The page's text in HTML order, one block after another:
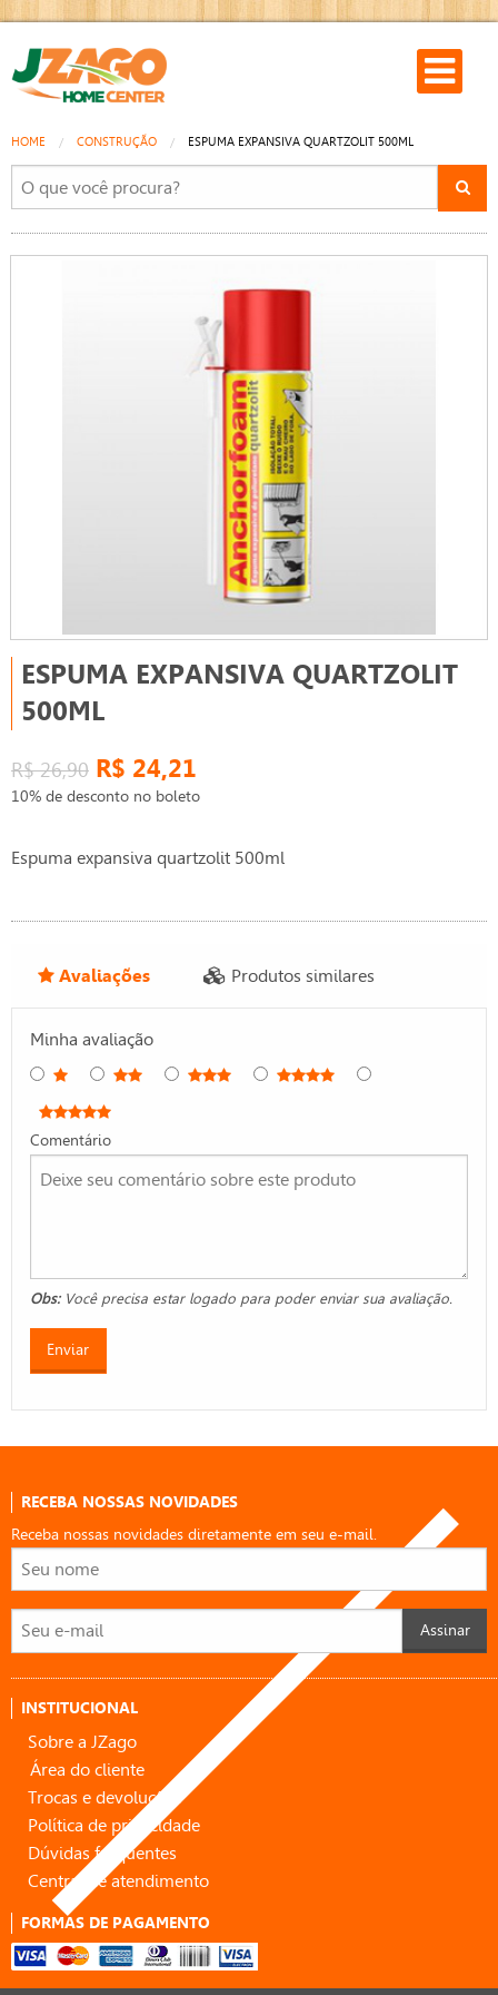
HOME CONSTRUÇÃO ESPUMA EXPANSIVA QUARTZOLIT 500ML
ESPUMA EXPANSIVA QUARTZOLIT
500ML
R$ 26,90 R$ 24,21
10% de desconto no boleto
Espuma expansiva quartzolit 500ml
Avaliações Produtos similares
Minha avaliação
Comentário
Obs:Você precisa estar logado para poder enviar sua avaliação.
Enviar
RECEBA NOSSAS NOVIDADES
Receba nossas novidades diretamente em seu e-mail.
Assinar
INSTITUCIONAL
Sobre a JZago
Área do cliente
Trocas e devoluções
Política de privacidade
Dúvidas frequentes
Central de atendimento
FORMAS DE PAGAMENTO